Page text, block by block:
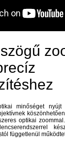
minőséget nyújt
optikai
függetlenül